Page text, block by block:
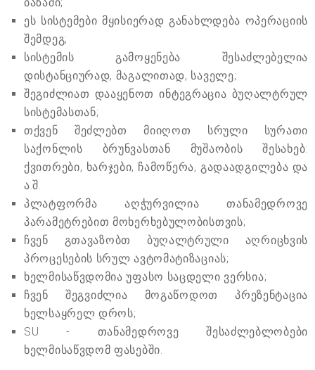
ბაზაში;
ეს სისტემები მყისიერად განახლდება ოპერაციის
შემდეგ;
სისტემის გამოყენება შესაძლებელია
დისტანციურად, მაგალითად, საველე;
შეგიძლიათ დააყენოთ ინტეგრაცია ბუღალტრულ
სისტემასთან;
თქვენ შეძლებთ მიიღოთ სრული სურათი
საქონლის ბრუნვასთან მუშაობის შესახებ:
ქვითრები, ხარჯები, ჩამოწერა, გადაადგილება და
ა.შ.
პლატფორმა აღჭურვილია თანამედროვე
პარამეტრებით მოხერხებულობისთვის;
ჩვენ გთავაზობთ ბუღალტრული აღრიცხვის
პროცესების სრულ ავტომატიზაციას;
ხელმისაწვდომია უფასო საცდელი ვერსია;
ჩვენ შეგვიძლია მოგაწოდოთ პრეზენტაცია
ხელსაყრელ დროს;
SU - თანამედროვე შესაძლებლობები
ხელმისაწვდომ ფასებში.